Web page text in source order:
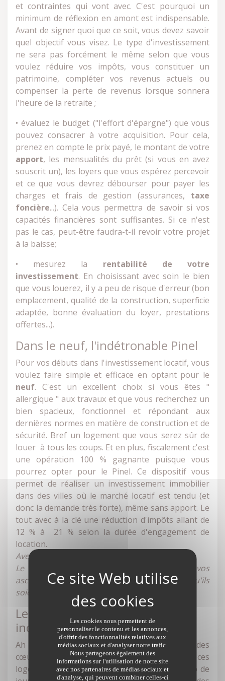
et contraintes qui vont avec. C'est pourquoi un
minimum de réflexion en amont est indispensable.
Avant de signer quoi que ce soit, vous devez savoir
quel objectif vous visez. Le type d'investissement
ne sera pas forcément le même selon que vous
voulez réduire vos impôts, vous constituer un
patrimoine, compléter vos revenus actuels ou
compenser la perte de revenus lorsque sonnera
l'heure de la retraite ;
• évaluez le budget ("l'effort d'épargne") que vous
pouvez consacrer à votre acquisition. Pour cela,
prenez en compte le prix payé, le montant de votre
apport, les mensualités du prêt (si vous en avez
souscrit un), les loyers que vous espérez percevoir
et ce que vous devrez débourser pour payer les
charges et frais de gestion (assurances, taxe
foncière...). Cela vous permettra de savoir si vos
capacités financières sont suffisantes. Si ce n'est
pas le cas, peut-être faudra-t-il revoir votre projet
à la baisse;
• mesurez la rentabilité de votre
investissement. En choisissant avec soin le bien
que vous louerez, il y a peu de risque d'erreur (bon
emplacement, qualité de la construction, superficie
adaptée, bonne évaluation du loyer, prestations
offertes...).
Dans le neuf, l'indétronable Pinel
Pour vos débuts dans l'investissement locatif, vous
voulez faire simple et efficace en optant pour le
neuf. C'est un excellent choix si vous êtes "
allergique " aux travaux et que vous recherchez un
bien spacieux, fonctionnel et répondant aux
dernières normes en matière de construction et de
sécurité. Bref un logement que vous serez sûr de
louer à tous les coups. Et en plus, fiscalement c'est
une opération 100 % gagnante puisque vous
pourrez opter pour le Pinel. Ce dispositif vous
permet de réaliser un investissement immobilier
dans des villes où le marché locatif est tendu (et
donc la demande très forte), même sans apport. Le
tout avec à la clé une réduction d'impôts allant de
12 % à 21 % selon la durée d'engagement de
location.
Avec le Pinel, louez en famille
Le Pinel vous autorise à louer le bien à vos
ascendants et descendants (à condition qu'ils
soient détachés de votre foyer fiscal).
Le Denormandie, pour les
inconditionnels de l'ancien
Ah le charme de l'ancien et des vieilles pierres des
cœurs historiques des villes ! Oui mais voilà, ces
logements ont souvent besoin d'un gros coup de
Les cookies nous permettent de
personnaliser le contenu et les annonces,
d'offrir des fonctionnalités relatives aux
médias sociaux et d'analyser notre trafic.
Nous partageons également des
informations sur l'utilisation de notre site
avec nos partenaires de médias sociaux et
d'analyse, qui peuvent combiner celles-ci